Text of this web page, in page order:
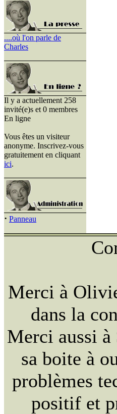
....où l'on parle de
Charles
Il y a actuellement 258
invité(e)s et 0 membres
En ligne
Vous êtes un visiteur
anonyme. Inscrivez-vous
gratuitement en cliquant
ici.
· Panneau
Merci à
dans la
Merci aussi
sa boite à
problèmes
positif et